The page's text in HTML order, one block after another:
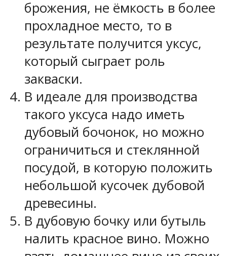
брожения, не ёмкость в более
прохладное место, то в
результате получится уксус,
который сыграет роль
закваски.
В идеале для производства
такого уксуса надо иметь
дубовый бочонок, но можно
ограничиться и стеклянной
посудой, в которую положить
небольшой кусочек дубовой
древесины.
В дубовую бочку или бутыль
налить красное вино. Можно